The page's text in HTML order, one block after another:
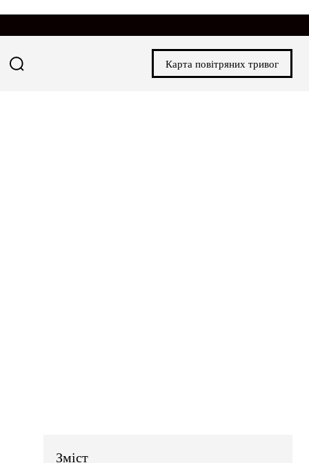
Карта повітряних тривог
Зміст